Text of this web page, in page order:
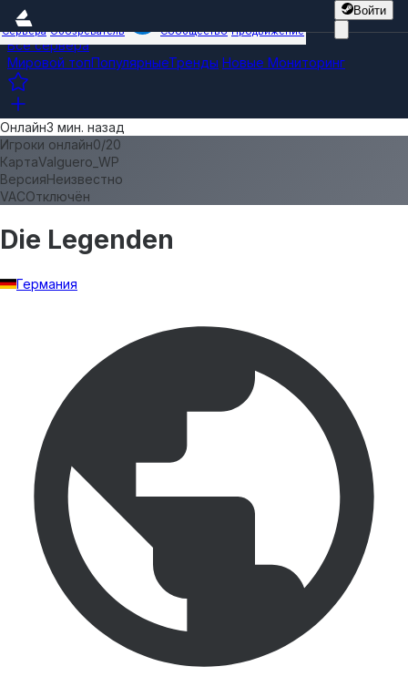
Войти
Сервера Обозреватель Сообщество Продвижение
Все сервера
Мировой топПопулярныеТренды Новые Мониторинг
Die Legenden
Германия
Онлайн3 мин. назад
Игроки онлайн0/20
КартаValguero_WP
ВерсияНеизвестно
VACОтключён